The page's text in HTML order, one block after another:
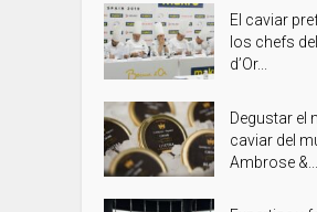
El caviar
los chefs
d’Or...
Degustar el
caviar del
Ambrose &...